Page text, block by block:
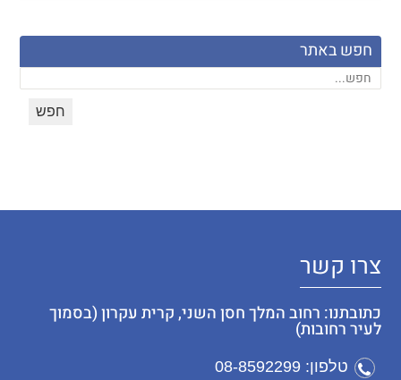
חפש באתר
צרו קשר
כתובתנו: רחוב המלך חסן השני, קרית עקרון (בסמוך
לעיר רחובות)
טלפון: 08-8592299